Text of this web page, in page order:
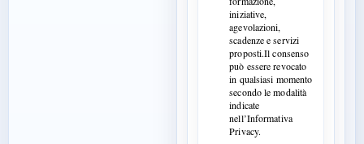
iniziative,
agevolazioni,
scadenze e servizi
proposti.Il consenso
può essere revocato
in qualsiasi momento
secondo le modalità
indicate
nell’Informativa
Privacy.